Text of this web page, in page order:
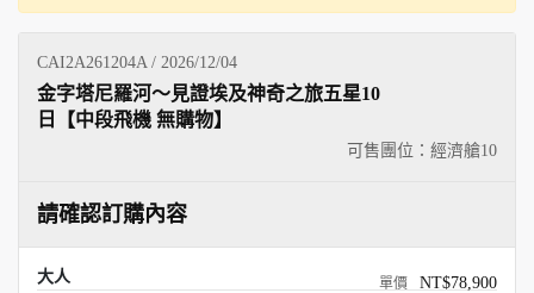
CAI2A261204A / 2026/12/04
可售團位：經濟艙10
金字塔尼羅河～見證埃及神奇之旅五星10
日【中段飛機 無購物】
請確認訂購內容
大人 NT$78,900